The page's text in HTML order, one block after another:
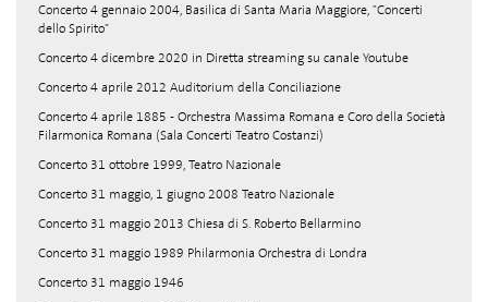
Concerto 4 gennaio 2004, Basilica di Santa Maria Maggiore, "Concerti
dello Spirito"
Concerto 4 dicembre 2020 in Diretta streaming su canale Youtube
Concerto 4 aprile 2012 Auditorium della Conciliazione
Concerto 4 aprile 1885 - Orchestra Massima Romana e Coro della Società
Filarmonica Romana (Sala Concerti Teatro Costanzi)
Concerto 31 ottobre 1999, Teatro Nazionale
Concerto 31 maggio, 1 giugno 2008 Teatro Nazionale
Concerto 31 maggio 2013 Chiesa di S. Roberto Bellarmino
Concerto 31 maggio 1989 Philarmonia Orchestra di Londra
Concerto 31 maggio 1946